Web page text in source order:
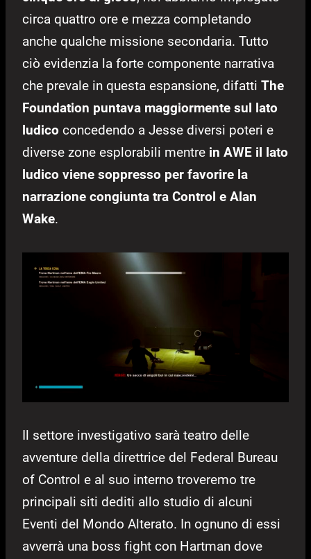
circa quattro ore e mezza completando
anche qualche missione secondaria. Tutto
ciò evidenzia la forte componente narrativa
che prevale in questa espansione, difatti The
Foundation puntava maggiormente sul lato
ludico concedendo a Jesse diversi poteri e
diverse zone esplorabili mentre in AWE il lato
ludico viene soppresso per favorire la
narrazione congiunta tra Control e Alan
Wake.
Il settore investigativo sarà teatro delle
avventure della direttrice del Federal Bureau
of Control e al suo interno troveremo tre
principali siti dediti allo studio di alcuni
Eventi del Mondo Alterato. In ognuno di essi
avverrà una boss fight con Hartman dove